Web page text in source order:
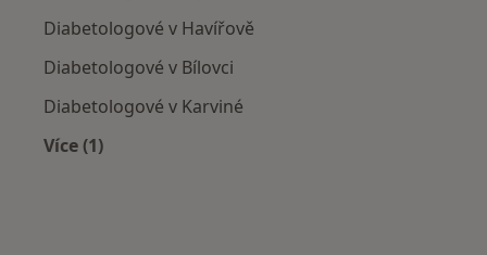
Diabetologové v Havířově
Diabetologové v Bílovci
Diabetologové v Karviné
Více (1)